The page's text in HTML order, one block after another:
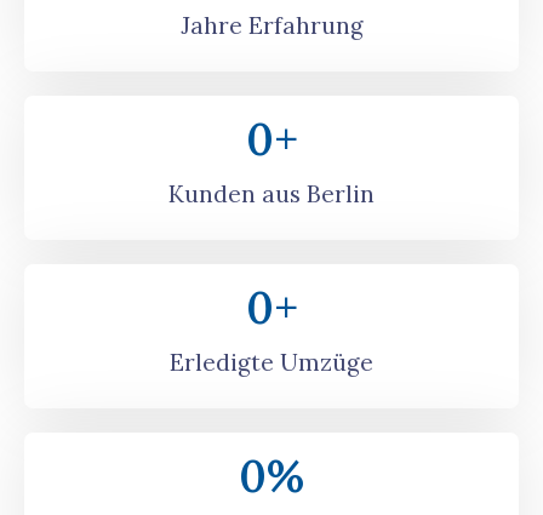
Jahre Erfahrung
Kunden aus Berlin
0+
Erledigte Umzüge
0+
0%